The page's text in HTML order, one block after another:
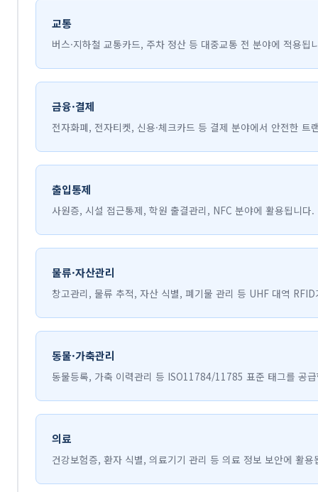
교통
버스·지하철 교통카드, 주차 정산 등 대중교통 전 분야에 적용됩
금융·결제
전자화폐, 전자티켓, 신용·체크카드 등 결제 분야에서 안전한 트
출입통제
사원증, 시설 접근통제, 학원 출결관리, NFC 분야에 활용됩니다.
물류·자산관리
창고관리, 물류 추적, 자산 식별, 폐기물 관리 등 UHF 대역
동물·가축관리
동물등록, 가축 이력관리 등 ISO11784/11785 표준 태그를 공
의료
건강보험증, 환자 식별, 의료기기 관리 등 의료 정보 보안에 활용